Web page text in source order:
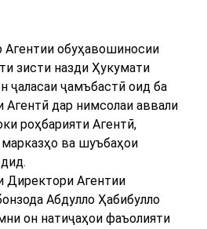
Агентии обуҳавошиносии
зисти назди Ҳукумати
ҷаласаи ҷамъбастӣ оид ба
Агентӣ дар нимсолаи аввали
роҳбарияти Агентӣ,
ва шуъбаҳои
Директори Агентии
Абдулло Ҳабибулло
он натиҷаҳои фаъолияти